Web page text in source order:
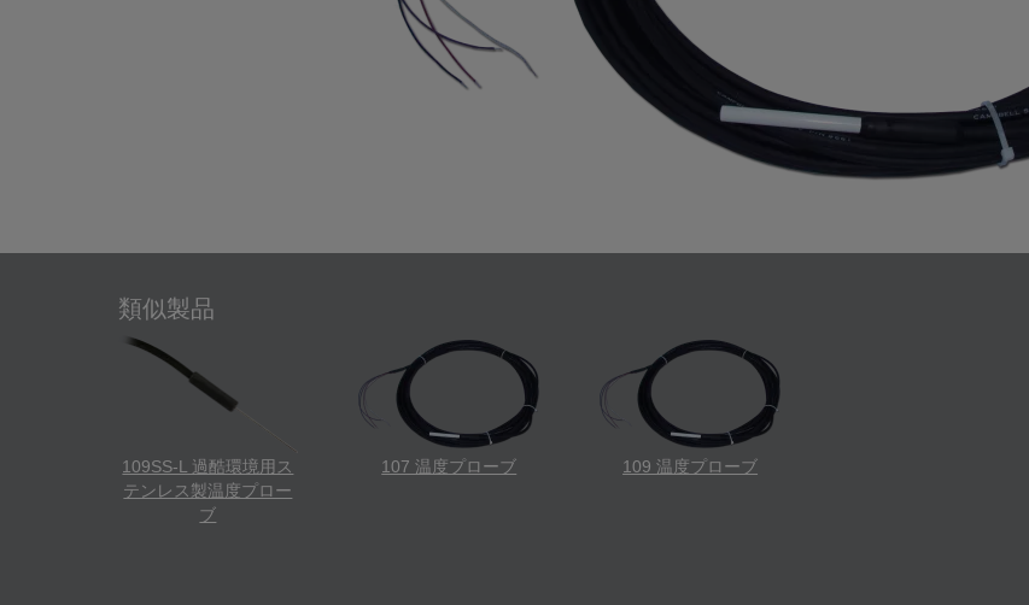
類似製品
109SS-L 過酷環境用ス
テンレス製温度プロー
ブ
107 温度プローブ 109 温度プローブ